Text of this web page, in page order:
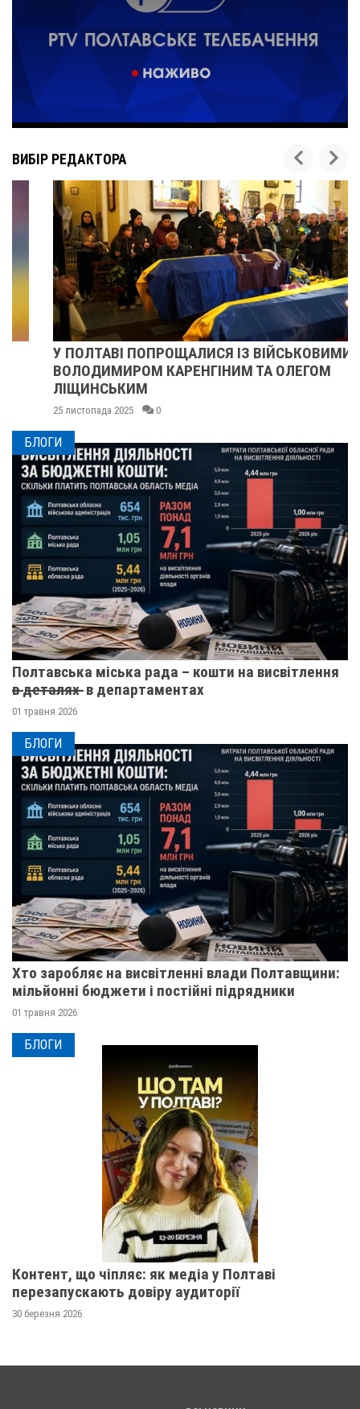
ВИБІР РЕДАКТОРА
У ПОЛТАВІ ПОПРОЩАЛИСЯ ІЗ ВІЙСЬКОВИМИ
ВОЛОДИМИРОМ КАРЕНГІНИМ ТА ОЛЕГОМ
ЛІЩИНСЬКИМ
25 листопада 2025 0
БЛОГИ
Полтавська міська рада – кошти на висвітлення
в̶ ̶д̶е̶т̶а̶л̶я̶х̶ ̶ в департаментах
01 травня 2026
БЛОГИ
Хто заробляє на висвітленні влади Полтавщини:
мільйонні бюджети і постійні підрядники
01 травня 2026
БЛОГИ
Контент, що чіпляє: як медіа у Полтаві
перезапускають довіру аудиторії
30 березня 2026